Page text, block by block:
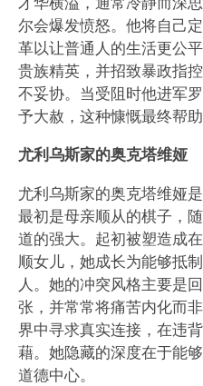
尔会爆发愤怒。他将自己
革以让普通人的生活更公
贵族精英，并招致暴政指
不妥协。当受阻时他进军
予大赦，这种慷慨最终帮
尤利乌斯家的奥克塔维娅
尤利乌斯家的奥克塔维娅
最初是母亲顺从的棋子，
道的强大。起初被塑造成
顺女儿，她成长为能够抵
人。她的冲突风格主要是
张，并常常将痛苦内化而
界中寻求真实连接，在违
藉。她隐藏的深度在于能
道德中心。